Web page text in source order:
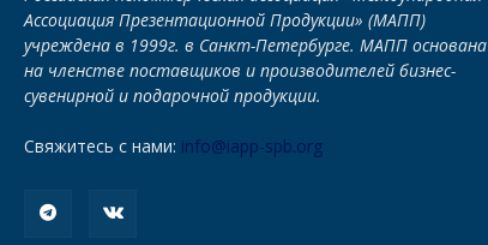
Ассоциация Презентационной Продукции» (МАПП)
учреждена в 1999г. в Санкт-Петербурге. МАПП основана
на членстве поставщиков и производителей бизнес-
сувенирной и подарочной продукции.
Свяжитесь с нами: info@iapp-spb.org